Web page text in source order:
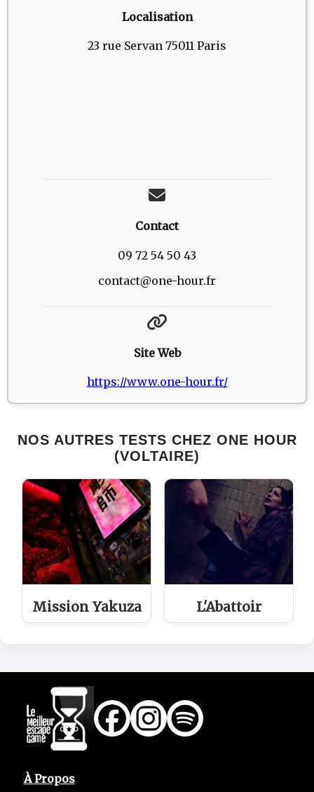
Localisation
23 rue Servan 75011 Paris
Contact
09 72 54 50 43
contact@one-hour.fr
Site Web
https://www.one-hour.fr/
NOS AUTRES TESTS CHEZ ONE HOUR
(VOLTAIRE)
Mission Yakuza L'Abattoir
À Propos